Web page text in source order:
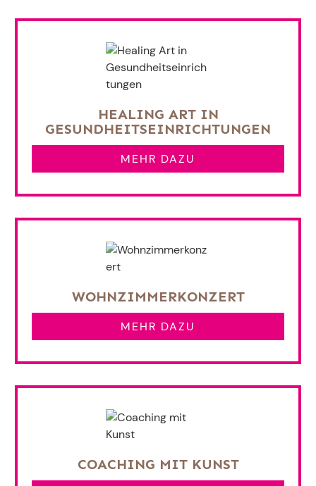
HEALING ART IN
GESUNDHEITSEINRICHTUNGEN
MEHR DAZU
WOHNZIMMERKONZERT
MEHR DAZU
COACHING MIT KUNST